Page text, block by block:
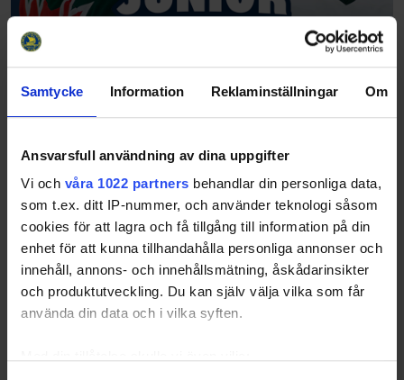
Samtycke Information Reklaminställningar Om
Ansvarsfull användning av dina uppgifter
Vi och våra 1022 partners behandlar din personliga data,
som t.ex. ditt IP-nummer, och använder teknologi såsom
cookies för att lagra och få tillgång till information på din
enhet för att kunna tillhandahålla personliga annonser och
innehåll, annons- och innehållsmätning, åskådarinsikter
och produktutveckling. Du kan själv välja vilka som får
använda din data och i vilka syften.